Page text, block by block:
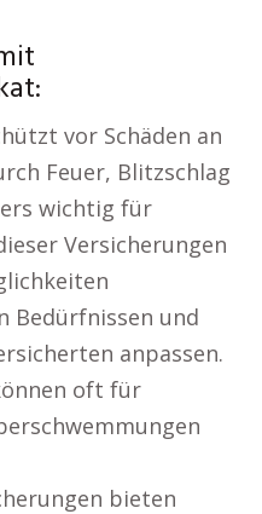
vor Schäden an
Feuer, Blitzschlag
wichtig für
Versicherungen
Bedürfnissen und
anpassen.
oft für
bieten